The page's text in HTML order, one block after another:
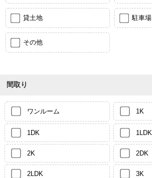
貸土地 駐車場
その他
間取り
ワンルーム 1K
1DK 1LDK
2K 2DK
2LDK 3K